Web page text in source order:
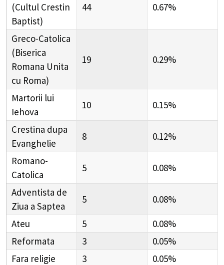
(Cultul Crestin
Baptist)
44 0.67%
Greco-Catolica
(Biserica
Romana Unita
cu Roma)
19 0.29%
Martorii lui
Iehova
10 0.15%
Crestina dupa
Evanghelie
8 0.12%
Romano-
Catolica
5 0.08%
Adventista de
Ziua a Saptea
5 0.08%
Ateu 5
0.08%
Reformata
3
0.05%
Fara religie
3 0.05%